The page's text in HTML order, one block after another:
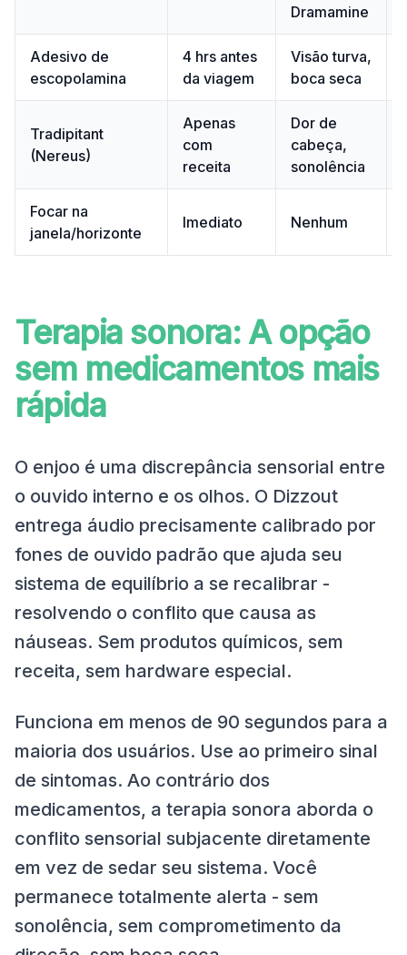
Dramamine
Adesivo de
escopolamina
4 hrs antes
da viagem
Visão turva,
boca seca
Tradipitant
(Nereus)
Apenas
com
receita
Dor de
cabeça,
sonolência
Focar na
janela/horizonte
Imediato Nenhum
Terapia sonora: A opção
sem medicamentos mais
rápida
O enjoo é uma discrepância sensorial entre
o ouvido interno e os olhos. O Dizzout
entrega áudio precisamente calibrado por
fones de ouvido padrão que ajuda seu
sistema de equilíbrio a se recalibrar -
resolvendo o conflito que causa as
náuseas. Sem produtos químicos, sem
receita, sem hardware especial.
Funciona em menos de 90 segundos para a
maioria dos usuários. Use ao primeiro sinal
de sintomas. Ao contrário dos
medicamentos, a terapia sonora aborda o
conflito sensorial subjacente diretamente
em vez de sedar seu sistema. Você
permanece totalmente alerta - sem
sonolência, sem comprometimento da